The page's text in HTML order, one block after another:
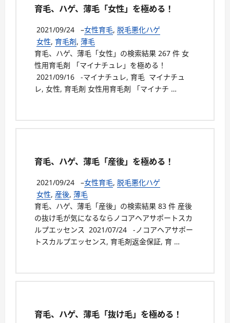
育毛、ハゲ、薄毛「女性」を極める！
2021/09/24 –女性育毛, 脱毛悪化ハゲ
女性, 育毛剤, 薄毛
育毛、ハゲ、薄毛「女性」の検索結果 267 件 女
性用育毛剤 「マイナチュレ」を極める！
2021/09/16 -マイナチュレ, 育毛 マイナチュ
レ, 女性, 育毛剤 女性用育毛剤 「マイナチ …
育毛、ハゲ、薄毛「産後」を極める！
2021/09/24 –女性育毛, 脱毛悪化ハゲ
女性, 産後, 薄毛
育毛、ハゲ、薄毛「産後」の検索結果 83 件 産後
の抜け毛が気になるならノコアヘアサポートスカ
ルプエッセンス 2021/07/24 -ノコアヘアサポー
トスカルプエッセンス, 育毛剤返金保証, 育 …
育毛、ハゲ、薄毛「抜け毛」を極める！